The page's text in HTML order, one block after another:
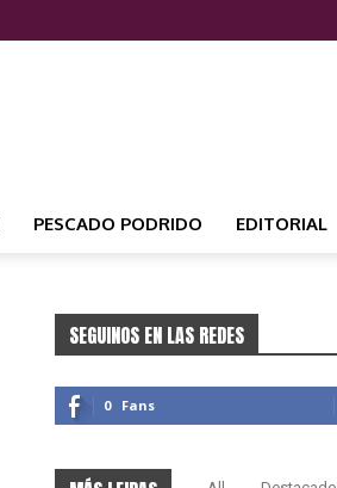
PESCADO PODRIDO EDITORIAL
SEGUINOS EN LAS REDES
0 Fans